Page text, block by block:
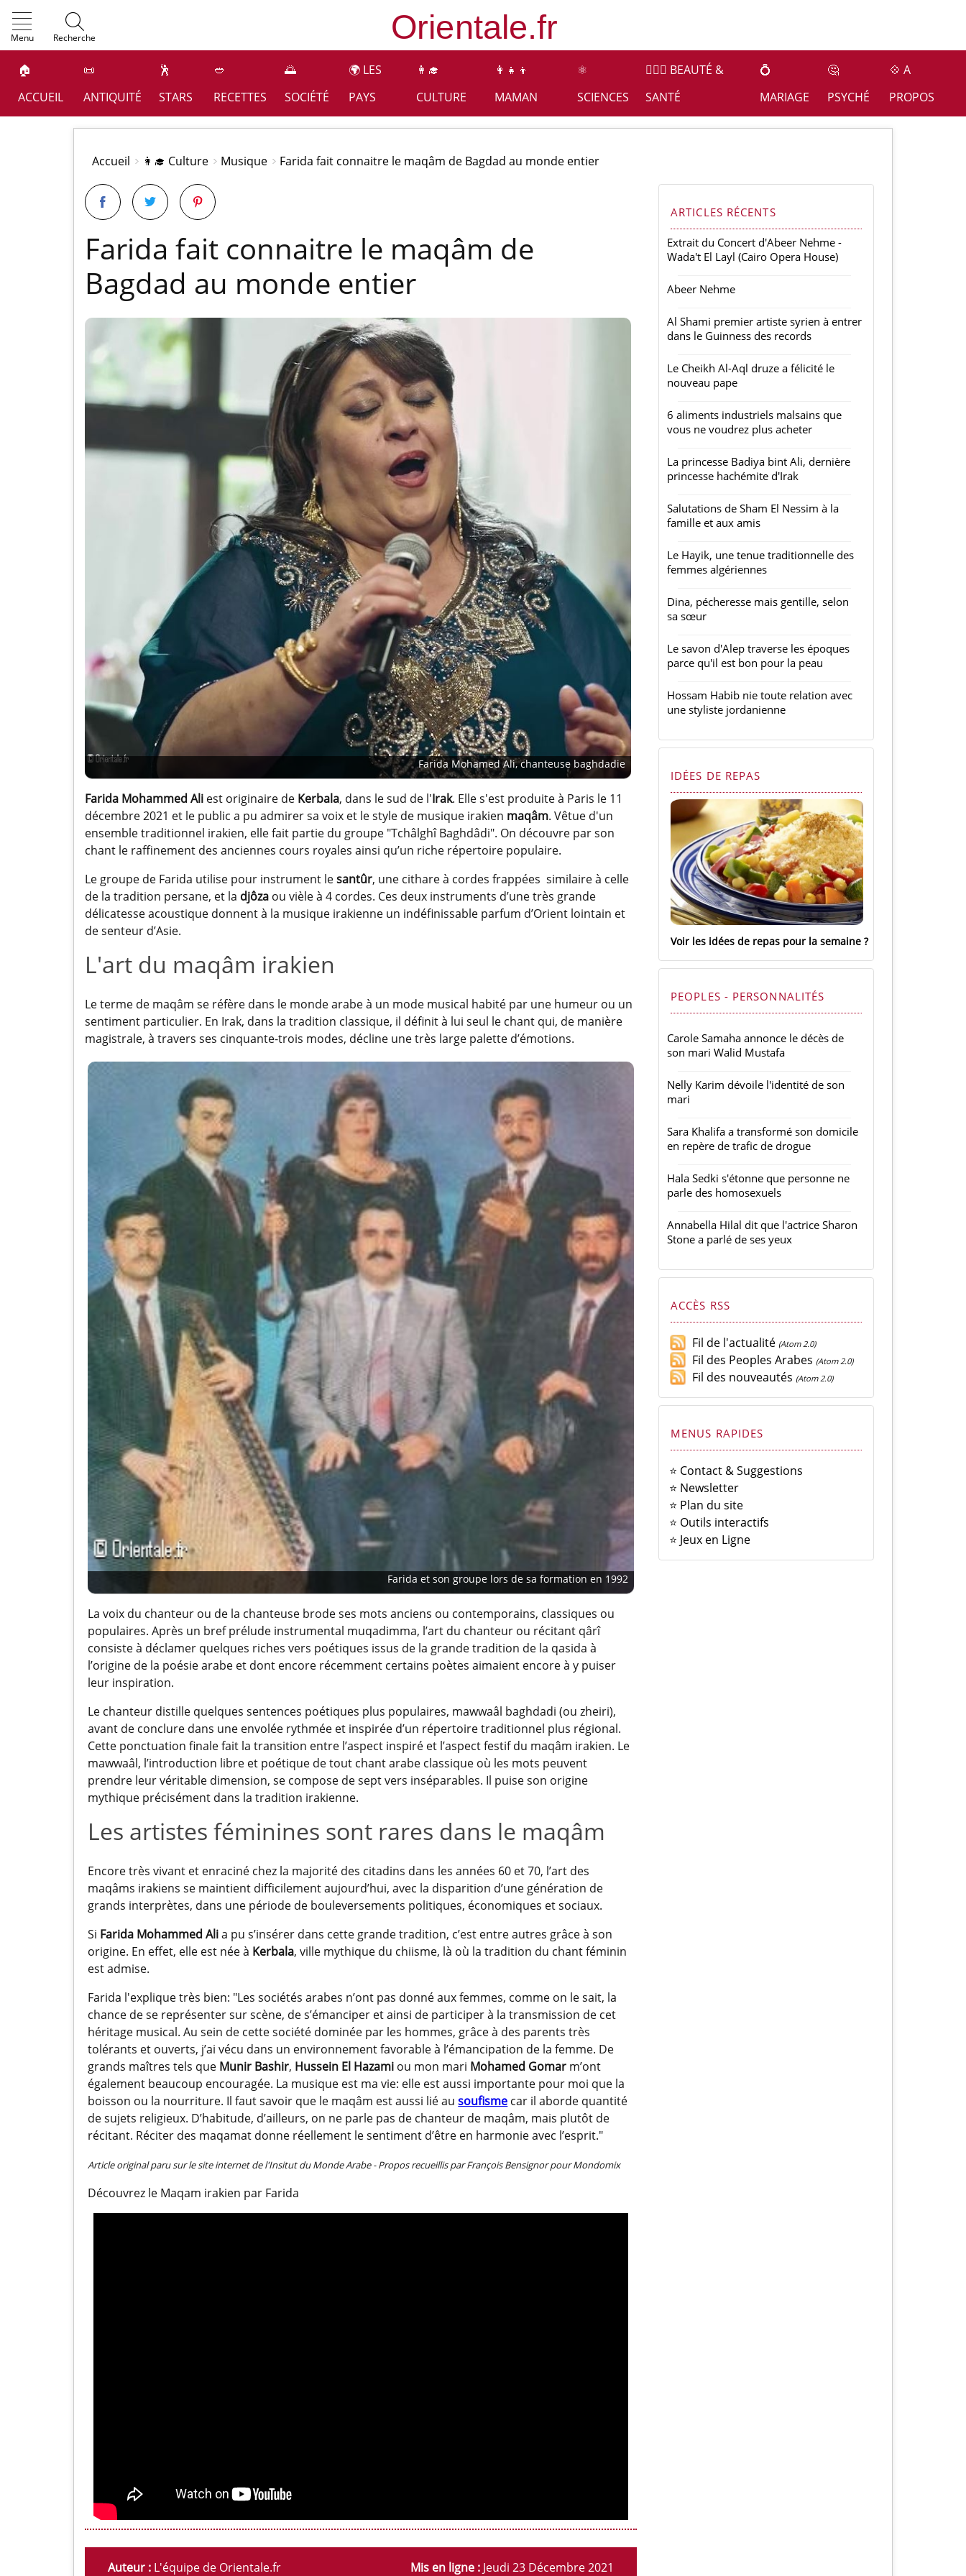
Menu Recherche
🏠
ACCUEIL
📜
ANTIQUITÉ
🕺
STARS
🥙
RECETTES
🌅
SOCIÉTÉ
🌍 LES
PAYS
👩‍🎓
CULTURE
👩‍👧‍👦
MAMAN
⚛️
SCIENCES
👩🏻‍⚕️ BEAUTÉ &
SANTÉ
💍
MARIAGE
🤔
PSYCHÉ
💠 A
PROPOS
Accueil 👩‍🎓 Culture Musique Farida fait connaitre le maqâm de Bagdad au monde entier
Farida fait connaitre le maqâm de
Bagdad au monde entier
Farida Mohamed Ali, chanteuse baghdadie
Farida Mohammed Ali est originaire de Kerbala, dans le sud de l'Irak. Elle s'est produite à Paris le 11
décembre 2021 et le public a pu admirer sa voix et le style de musique irakien maqâm. Vêtue d'un
ensemble traditionnel irakien, elle fait partie du groupe "Tchâlghî Baghdâdi". On découvre par son
chant le raffinement des anciennes cours royales ainsi qu’un riche répertoire populaire.
Le groupe de Farida utilise pour instrument lesantûr, une cithare à cordes frappées similaire à celle
de la tradition persane, et la djôza ou vièle à 4 cordes. Ces deux instruments d’une très grande
délicatesse acoustique donnent à la musique irakienne un indéfinissable parfum d’Orient lointain et
de senteur d’Asie.
L'art du maqâm irakien
Le terme de maqâm se réfère dans le monde arabe à un mode musical habité par une humeur ou un
sentiment particulier. En Irak, dans la tradition classique, il définit à lui seul le chant qui, de manière
magistrale, à travers ses cinquante-trois modes, décline une très large palette d’émotions.
Farida et son groupe lors de sa formation en 1992
La voix du chanteur ou de la chanteuse brode ses mots anciens ou contemporains, classiques ou
populaires. Après un bref prélude instrumental muqadimma, l’art du chanteur ou récitant qârî
consiste à déclamer quelques riches vers poétiques issus de la grande tradition de la qasida à
l’origine de la poésie arabe et dont encore récemment certains poètes aimaient encore à y puiser
leur inspiration.
Le chanteur distille quelques sentences poétiques plus populaires, mawwaâl baghdadi (ou zheiri),
avant de conclure dans une envolée rythmée et inspirée d’un répertoire traditionnel plus régional.
Cette ponctuation finale fait la transition entre l’aspect inspiré et l’aspect festif du maqâm irakien. Le
mawwaâl, l’introduction libre et poétique de tout chant arabe classique où les mots peuvent
prendre leur véritable dimension, se compose de sept vers inséparables. Il puise son origine
mythique précisément dans la tradition irakienne.
Les artistes féminines sont rares dans le maqâm
Encore très vivant et enraciné chez la majorité des citadins dans les années 60 et 70, l’art des
maqâms irakiens se maintient difficilement aujourd’hui, avec la disparition d’une génération de
grands interprètes, dans une période de bouleversements politiques, économiques et sociaux.
Si Farida Mohammed Alia pu s’insérer dans cette grande tradition, c’est entre autres grâce à son
origine. En effet, elle est née à Kerbala, ville mythique du chiisme, là où la tradition du chant féminin
est admise.
Farida l'explique très bien: "Les sociétés arabes n’ont pas donné aux femmes, comme on le sait, la
chance de se représenter sur scène, de s’émanciper et ainsi de participer à la transmission de cet
héritage musical. Au sein de cette société dominée par les hommes, grâce à des parents très
tolérants et ouverts, j’ai vécu dans un environnement favorable à l’émancipation de la femme. De
grands maîtres tels que Munir Bashir, Hussein El Hazami ou mon mari Mohamed Gomar m’ont
également beaucoup encouragée. La musique est ma vie: elle est aussi importante pour moi que la
boisson ou la nourriture. Il faut savoir que le maqâm est aussi lié ausoufisme car il aborde quantité
de sujets religieux. D’habitude, d’ailleurs, on ne parle pas de chanteur de maqâm, mais plutôt de
récitant. Réciter des maqamat donne réellement le sentiment d’être en harmonie avec l’esprit."
Article original paru sur le site internet de l'Insitut du Monde Arabe - Propos recueillis par François Bensignor pour Mondomix
Découvrez le Maqam irakien par Farida
Auteur : L'équipe de Orientale.fr Mis en ligne : Jeudi 23 Décembre 2021
ARTICLES RÉCENTS
Extrait du Concert d'Abeer Nehme -
Wada't El Layl (Cairo Opera House)
Abeer Nehme
Al Shami premier artiste syrien à entrer
dans le Guinness des records
Le Cheikh Al-Aql druze a félicité le
nouveau pape
6 aliments industriels malsains que
vous ne voudrez plus acheter
La princesse Badiya bint Ali, dernière
princesse hachémite d'Irak
Salutations de Sham El Nessim à la
famille et aux amis
Le Hayik, une tenue traditionnelle des
femmes algériennes
Dina, pécheresse mais gentille, selon
sa sœur
Le savon d'Alep traverse les époques
parce qu'il est bon pour la peau
Hossam Habib nie toute relation avec
une styliste jordanienne
IDÉES DE REPAS
Voir les idées de repas pour la semaine
PEOPLES - PERSONNALITÉS
Carole Samaha annonce le décès de
son mari Walid Mustafa
Nelly Karim dévoile l'identité de son
mari
Sara Khalifa a transformé son domicile
en repère de trafic de drogue
Hala Sedki s'étonne que personne ne
parle des homosexuels
Annabella Hilal dit que l'actrice Sharon
Stone a parlé de ses yeux
ACCÈS RSS
Fil de l'actualité (Atom 2.0)
Fil des Peoples Arabes (Atom 2.0)
Fil des nouveautés (Atom 2.0)
MENUS RAPIDES
⭐ Contact & Suggestions
⭐ Newsletter
⭐ Plan du site
⭐ Outils interactifs
⭐ Jeux en Ligne